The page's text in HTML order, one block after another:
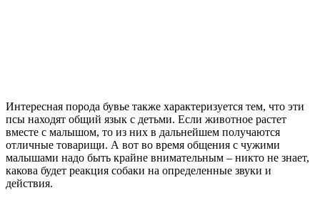
Интересная порода бувье также характеризуется тем, что эти
псы находят общий язык с детьми. Если животное растет
вместе с малышом, то из них в дальнейшем получаются
отличные товарищи. А вот во время общения с чужими
малышами надо быть крайне внимательным – никто не знает,
какова будет реакция собаки на определенные звуки и
действия.